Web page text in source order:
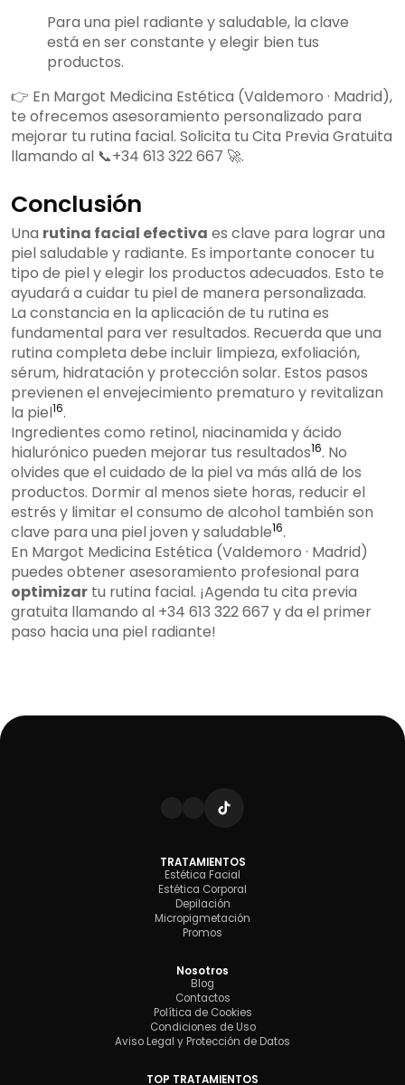
Para una piel radiante y saludable, la clave
está en ser constante y elegir bien tus
productos.
👉 En Margot Medicina Estética (Valdemoro · Madrid),
te ofrecemos asesoramiento personalizado para
mejorar tu rutina facial. Solicita tu Cita Previa Gratuita
llamando al 📞+34 613 322 667 🚀.
Conclusión
Una rutina facial efectiva es clave para lograr una
piel saludable y radiante. Es importante conocer tu
tipo de piel y elegir los productos adecuados. Esto te
ayudará a cuidar tu piel de manera personalizada.
La constancia en la aplicación de tu rutina es
fundamental para ver resultados. Recuerda que una
rutina completa debe incluir limpieza, exfoliación,
sérum, hidratación y protección solar. Estos pasos
previenen el envejecimiento prematuro y revitalizan
la piel16.
Ingredientes como retinol, niacinamida y ácido
hialurónico pueden mejorar tus resultados16. No
olvides que el cuidado de la piel va más allá de los
productos. Dormir al menos siete horas, reducir el
estrés y limitar el consumo de alcohol también son
clave para una piel joven y saludable16.
En Margot Medicina Estética (Valdemoro · Madrid)
puedes obtener asesoramiento profesional para
optimizar tu rutina facial. ¡Agenda tu cita previa
gratuita llamando al +34 613 322 667 y da el primer
paso hacia una piel radiante!
TRATAMIENTOS
Estética Facial
Estética Corporal
Depilación
Micropigmetación
Promos
Nosotros
Blog
Contactos
Política de Cookies
Condiciones de Uso
Aviso Legal y Protección de Datos
TOP TRATAMIENTOS